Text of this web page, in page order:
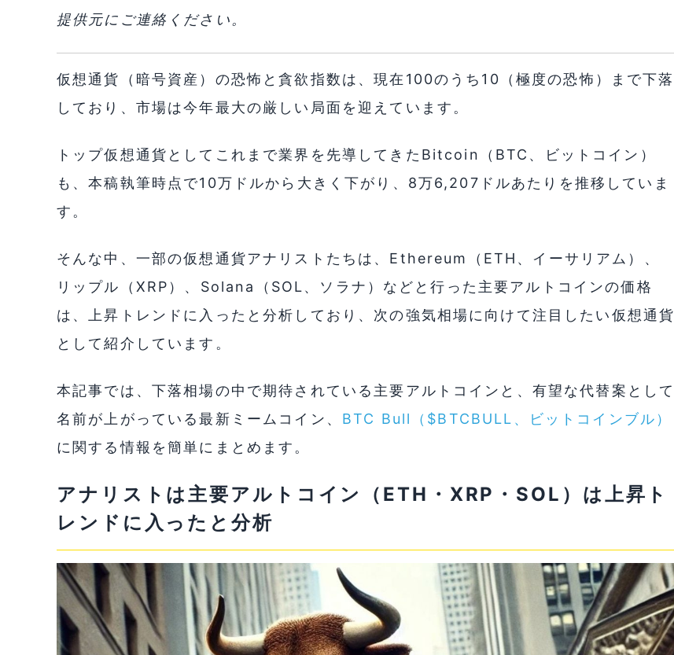
提供元にご連絡ください。
仮想通貨（暗号資産）の恐怖と貪欲指数は、現在100のうち10（極度の恐怖）まで下落
しており、市場は今年最大の厳しい局面を迎えています。
トップ仮想通貨としてこれまで業界を先導してきたBitcoin（BTC、ビットコイン）
も、本稿執筆時点で10万ドルから大きく下がり、8万6,207ドルあたりを推移していま
す。
そんな中、一部の仮想通貨アナリストたちは、Ethereum（ETH、イーサリアム）、
リップル（XRP）、Solana（SOL、ソラナ）などと行った主要アルトコインの価格
は、上昇トレンドに入ったと分析しており、次の強気相場に向けて注目したい仮想通貨
として紹介しています。
本記事では、下落相場の中で期待されている主要アルトコインと、有望な代替案として
名前が上がっている最新ミームコイン、 BTC Bull（$BTCBULL、ビットコインブル）
に関する情報を簡単にまとめます。
アナリストは主要アルトコイン（ETH・XRP・SOL）は上昇ト
レンドに入ったと分析